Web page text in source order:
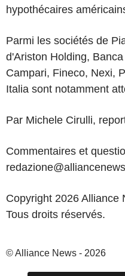
hypothécaires
Parmi les sociétés de
d'Ariston Holding,
Campari, Fineco, Nexi,
Italia sont notamment
Par Michele Cirulli,
Commentaires et
Copyright 2026 Alliance
Tous droits réservés.
© Alliance News - 2026